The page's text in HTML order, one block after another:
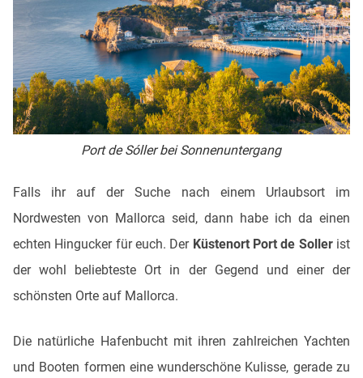
Port de Sóller bei Sonnenuntergang
Falls ihr auf der Suche nach einem Urlaubsort im
Nordwesten von Mallorca seid, dann habe ich da einen
echten Hingucker für euch. Der Küstenort Port de Sollerist
der wohl beliebteste Ort in der Gegend und einer der
schönsten Orte auf Mallorca.
Die natürliche Hafenbucht mit ihren zahlreichen Yachten
und Booten formen eine wunderschöne Kulisse, gerade zu